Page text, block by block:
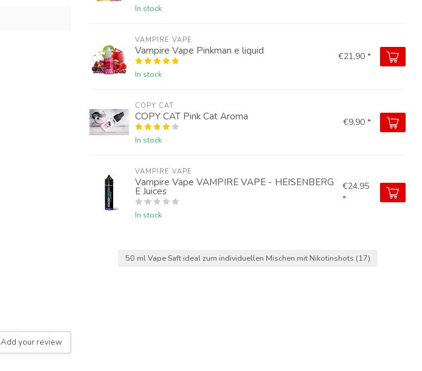
Add your review
In stock
VAMPIRE VAPE
Vampire Vape Pinkman e liquid
In stock
€21,90 *
COPY CAT
COPY CAT Pink Cat Aroma
In stock
€9,90 *
VAMPIRE VAPE
Vampire Vape VAMPIRE VAPE - HEISENBERG
E Juices
In stock
€24,95
*
50 ml Vape Saft ideal zum individuellen Mischen mit Nikotinshots (17)